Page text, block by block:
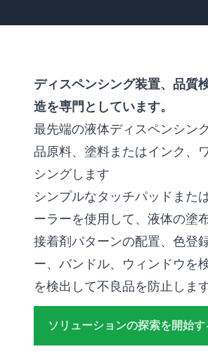
ディスペンシング装置、品質
造を専門としています。
最先端の液体ディスペンシン
品原料、塗料またはインク、
シングします
シンプルなタッチパッドまた
ーラーを使用して、液体の塗
接着剤パターンの配置、色登
ー、バンドル、ウィンドウを
を検出して不良品を防止しま
ソリューションの探索を開始す